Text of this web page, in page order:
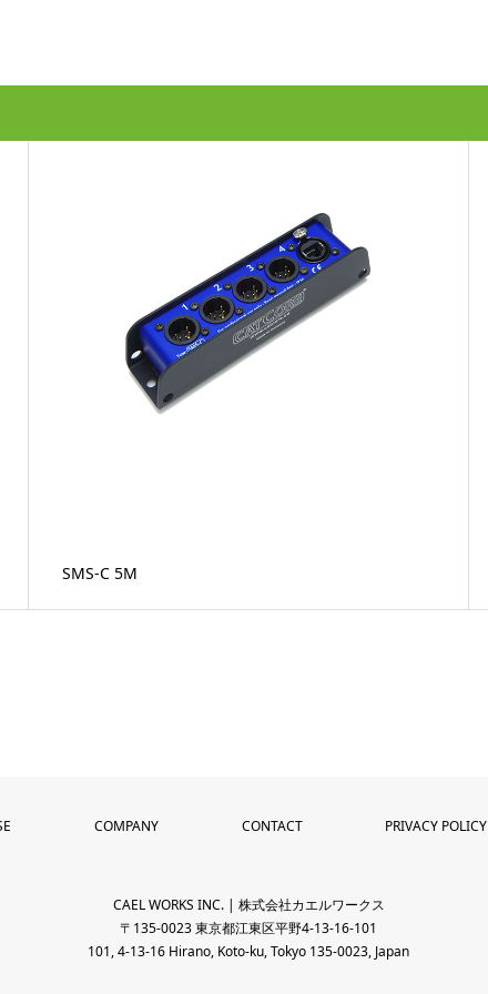
SMS-C 5M
COMPANY CONTACT PRIVACY POLICY
CAEL WORKS INC. | 株式会社カエルワークス
〒135-0023 東京都江東区平野4-13-16-101
101, 4-13-16 Hirano, Koto-ku, Tokyo 135-0023, Japan